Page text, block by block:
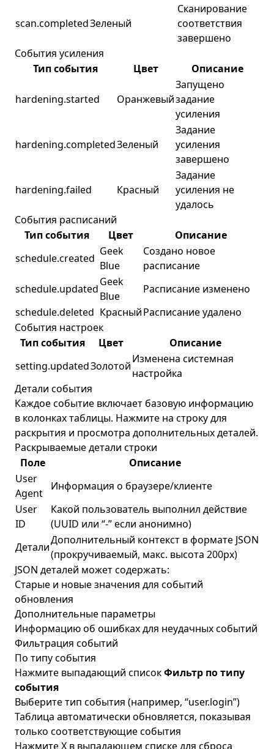
scan.completedЗеленый
Сканирование
соответствия
завершено
События усиления
Тип события
Цвет Описание
hardening.started Оранжевый
Запущено
задание
усиления
hardening.completedЗеленый
Задание
усиления
завершено
hardening.failed Красный
Задание
усиления не
удалось
События расписаний
Тип события
Цвет
Описание
schedule.created
Geek
Blue
Создано новое
расписание
schedule.updated
Geek
Blue
Расписание изменено
schedule.deleted КрасныйРасписание удалено
События настроек
Тип события
Цвет
Описание
setting.updatedЗолотой
Изменена системная
настройка
Детали события
Каждое событие включает базовую информацию
в колонках таблицы. Нажмите на строку для
раскрытия и просмотра дополнительных деталей.
Раскрываемые детали строки
Поле
Описание
User
Agent
Информация о браузере/клиенте
User
ID
Какой пользователь выполнил действие
(UUID или “-” если анонимно)
Детали
Дополнительный контекст в формате JSON
(прокручиваемый, макс. высота 200px)
JSON деталей может содержать:
Старые и новые значения для событий
обновления
Дополнительные параметры
Информацию об ошибках для неудачных событий
Фильтрация событий
По типу события
Нажмите выпадающий списокФильтр по типу
события
Выберите тип события (например, “user.login”)
Таблица автоматически обновляется, показывая
только соответствующие события
Нажмите X в выпадающем списке для сброса